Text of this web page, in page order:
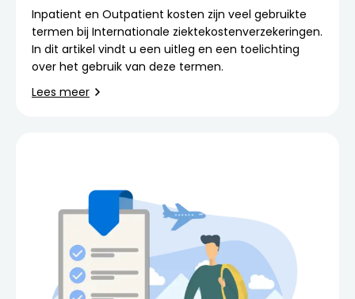
Inpatient en Outpatient kosten zijn veel gebruikte
termen bij Internationale ziektekostenverzekeringen.
In dit artikel vindt u een uitleg en een toelichting
over het gebruik van deze termen.
Lees meer